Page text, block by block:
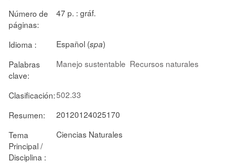
Número de
páginas:
47 p. : gráf.
Idioma : Español (spa)
Palabras
clave:
Manejo sustentable Recursos naturales
Clasificación:502.33
Resumen:
20120124025170
Tema
Principal /
Disciplina :
Ciencias Naturales